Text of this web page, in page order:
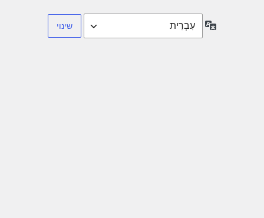
שפה